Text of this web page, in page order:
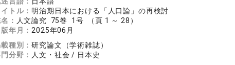
トル： 明治期日本における「人口論」の再検討
： 人文論究 75巻 1号 （頁 1 ～ 28）
年月： 2025年06月
種別：研究論文（学術雑誌）
分野： 人文・社会 / 日本史